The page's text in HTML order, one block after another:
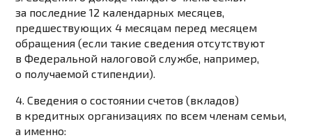
за последние 12 календарных месяцев,
предшествующих 4 месяцам перед месяцем
обращения (если такие сведения отсутствуют
в Федеральной налоговой службе, например,
о получаемой стипендии).
4. Сведения о состоянии счетов (вкладов)
в кредитных организациях по всем членам семьи,
а именно: